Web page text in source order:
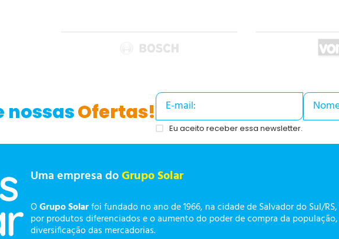
nossasOfertas!
Eu aceito receber essa newsletter.
Uma empresa doGrupo Solar
OGrupo Solarfoi fundado no ano de 1966, na cidade de Salvador do Sul/
por produtos diferenciados e o aumento do poder de compra da
diversificação das mercadorias.